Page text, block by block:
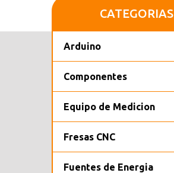
Inicio
CATEGORIAS
Arduino
Componentes
Equipo de Medicion
Fresas CNC
Fuentes de Energia